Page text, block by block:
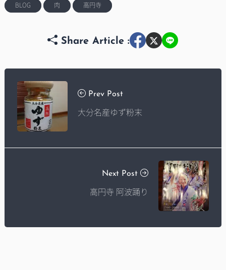
BLOG 肉 高円寺
Share Article :
Prev Post
大分名産ゆず粉末
Next Post
高円寺 阿波踊り